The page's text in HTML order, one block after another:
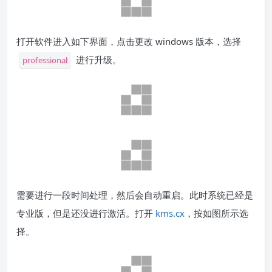
打开软件进入如下界面，点击更改 windows 版本，选择
professional 进行升级。
需要进行一段时间处理，然后会自动重启。此时系统已经是
专业版，但是还没进行激活。打开 kms.cx ，按如图所示选
择。